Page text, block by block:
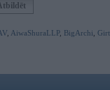
AiwaShuraLLP, BigArchi